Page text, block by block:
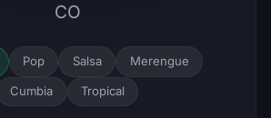
CO
Pop Salsa Merengue
Cumbia Tropical